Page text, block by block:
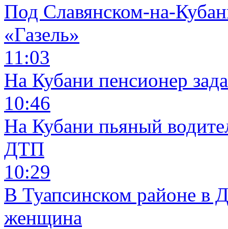
Под Славянском-на-
«Газель»
11:03
На Кубани пенсионер
10:46
На Кубани пьяный
ДТП
10:29
В Туапсинском районе в
женщина